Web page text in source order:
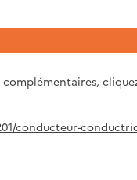
conducteur-